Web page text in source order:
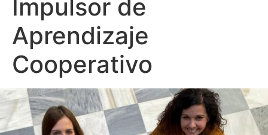
Impulsor de
Aprendizaje
Cooperativo